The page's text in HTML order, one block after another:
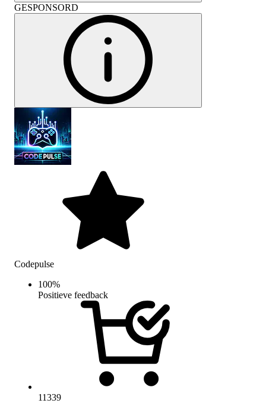
GESPONSORD
Codepulse
100%
Positieve feedback
11339